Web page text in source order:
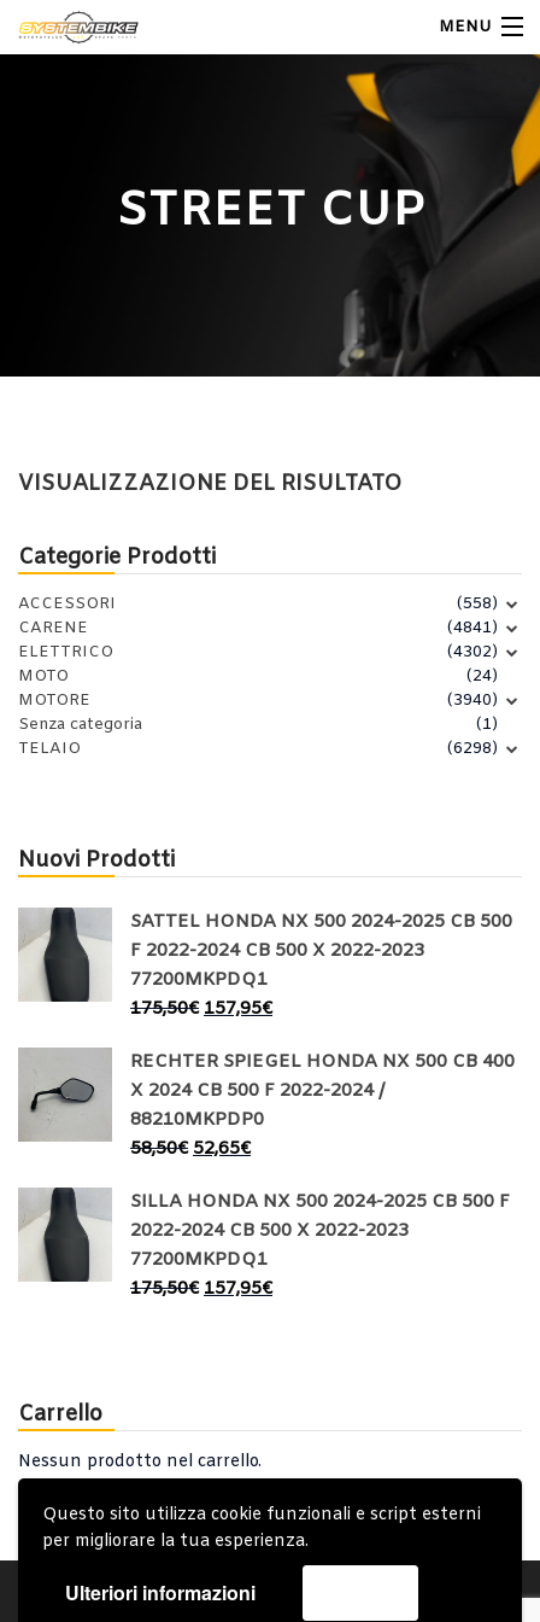
Questo sito utilizza cookie funzionali e script esterni
per migliorare la tua esperienza.
Ulteriori informazioni
MENU
STREET CUP
Categorie Prodotti
ACCESSORI
(558)
CARENE
(4841)
ELETTRICO
(4302)
MOTO
(24)
MOTORE
(3940)
Senza categoria
(1)
TELAIO
(6298)
Nuovi Prodotti
SATTEL HONDA NX 500 2024-2025 CB 500
F 2022-2024 CB 500 X 2022-2023
77200MKPDQ1
175,50€ 157,95€
RECHTER SPIEGEL HONDA NX 500 CB 400
X 2024 CB 500 F 2022-2024 /
88210MKPDP0
58,50€ 52,65€
SILLA HONDA NX 500 2024-2025 CB 500 F
2022-2024 CB 500 X 2022-2023
77200MKPDQ1
175,50€ 157,95€
Carrello
Nessun prodotto nel carrello.
VISUALIZZAZIONE DEL RISULTATO
Account Condizioni Generali